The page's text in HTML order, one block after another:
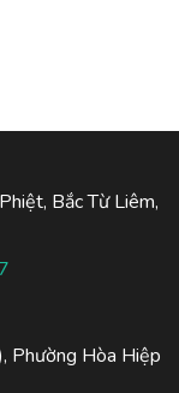
Bắc Từ Liêm,
Phường Hòa Hiệp